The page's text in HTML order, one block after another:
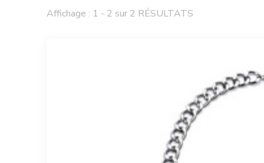
Affichage : 1 - 2 sur 2 RÉSULTATS